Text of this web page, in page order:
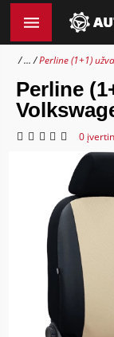
... Perline (1+1)
Perline
0